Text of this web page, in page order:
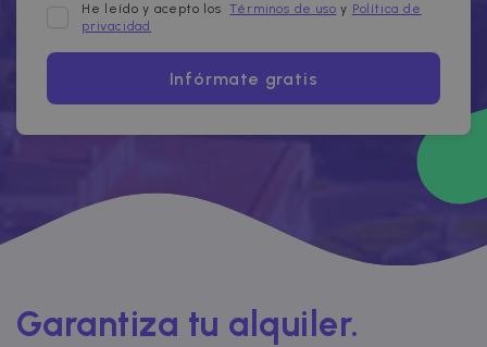
He leído y acepto los Términos de uso y Política de
privacidad
Infórmate gratis
Garantiza tu alquiler.